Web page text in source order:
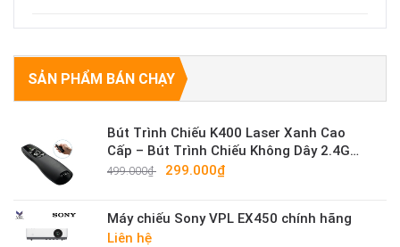
SẢN PHẨM BÁN CHẠY
Bút Trình Chiếu K400 Laser Xanh Cao
Cấp – Bút Trình Chiếu Không Dây 2.4G
Sáng Mạnh
499.000₫ 299.000₫
Máy chiếu Sony VPL EX450 chính hãng
Liên hệ